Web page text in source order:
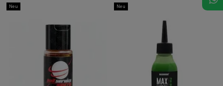
Neu Neu